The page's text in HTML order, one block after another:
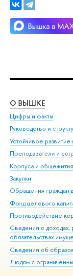
О ВЫШКЕ
Цифры и факты
Руководство и
Устойчивое
Преподаватели и
Корпуса и общежития
Закупки
Обращения
Фонд целевого
Противодействие
Сведения о доходах,
обязательствах
Сведения об
Людям с